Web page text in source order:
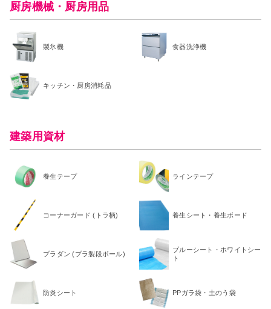
厨房機械・厨房用品
製氷機 食器洗浄機
キッチン・厨房消耗品
建築用資材
養生テープ ラインテープ
コーナーガード (トラ柄) 養生シート・養生ボード
プラダン (プラ製段ボール)
ブルーシート・ホワイトシー
ト
防炎シート PPガラ袋・土のう袋